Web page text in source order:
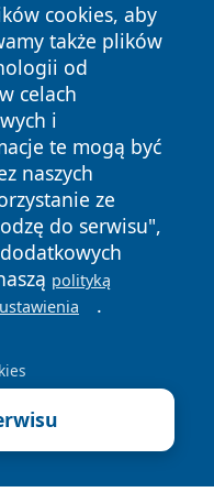
cookies, aby
także plików
od
celach
i
te mogą być
naszych
ze
do serwisu",
polityką
.
Wszystkie prawa
Polityka
Cookies